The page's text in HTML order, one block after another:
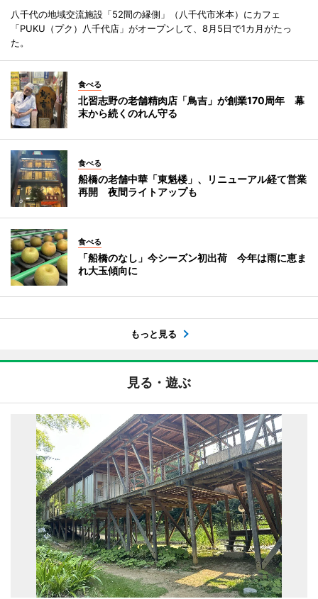
八千代の地域交流施設「52間の縁側」（八千代市米本）にカフェ
「PUKU（プク）八千代店」がオープンして、8月5日で1カ月がたっ
た。
食べる
北習志野の老舗精肉店「鳥吉」が創業170周年 幕
末から続くのれん守る
食べる
船橋の老舗中華「東魁楼」、リニューアル経て営業
再開 夜間ライトアップも
食べる
「船橋のなし」今シーズン初出荷 今年は雨に恵ま
れ大玉傾向に
もっと見る
見る・遊ぶ